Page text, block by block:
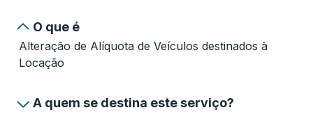
O que é
Alteração de Alíquota de Veículos destinados à
Locação
A quem se destina este serviço?